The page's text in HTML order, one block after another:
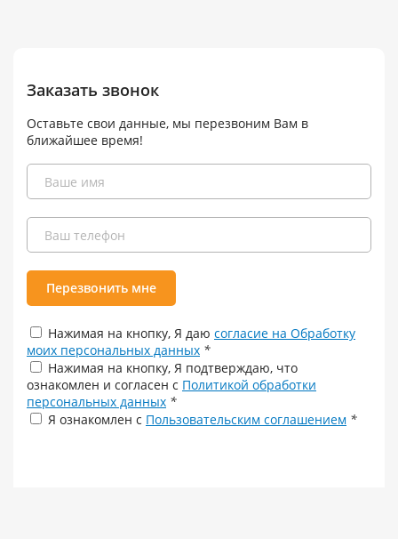
Заказать звонок
Оставьте свои данные, мы перезвоним Вам в
ближайшее время!
Перезвонить мне
Нажимая на кнопку, Я даю согласие на Обработку
моих персональных данных *
Нажимая на кнопку, Я подтверждаю, что
ознакомлен и согласен с Политикой обработки
персональных данных *
Я ознакомлен с Пользовательским соглашением *